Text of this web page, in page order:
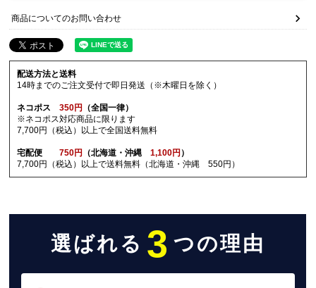
商品についてのお問い合わせ
配送方法と送料
14時までのご注文受付で即日発送（※木曜日を除く）
ネコポス350円
（全国一律）
※ネコポス対応商品に限ります
7,700円（税込）以上で全国送料無料
宅配便750円 （北海道・沖縄1,100円 ）
7,700円（税込）以上で送料無料（北海道・沖縄 550円）
選ばれる 3 つの理由